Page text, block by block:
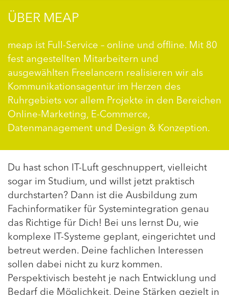
Du hast schon IT-Luft geschnuppert, vielleicht
sogar im Studium, und willst jetzt praktisch
durchstarten? Dann ist die Ausbildung zum
Fachinformatiker für Systemintegration genau
das Richtige für Dich! Bei uns lernst Du, wie
komplexe IT-Systeme geplant, eingerichtet und
betreut werden. Deine fachlichen Interessen
sollen dabei nicht zu kurz kommen.
Perspektivisch besteht je nach Entwicklung und
Bedarf die Möglichkeit, Deine Stärken gezielt in
ÜBER MEAP
meap ist Full-Service – online und offline. Mit 80
fest angestellten Mitarbeitern und
ausgewählten Freelancern realisieren wir als
Kommunikationsagentur im Herzen des
Ruhrgebiets vor allem Projekte in den Bereichen
Online-Marketing, E-Commerce,
Datenmanagement und Design & Konzeption.